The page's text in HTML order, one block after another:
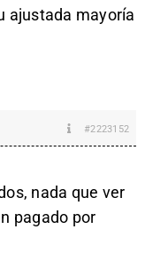
ajustada mayoría
#2223152
nada que ver
pagado por